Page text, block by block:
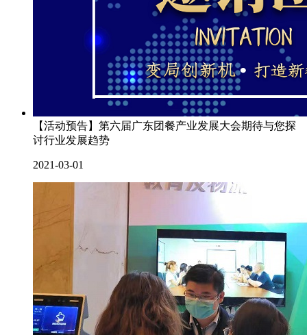
【活动预告】第六届广东团餐产业发展大会期待与您探
讨行业发展趋势
2021-03-01